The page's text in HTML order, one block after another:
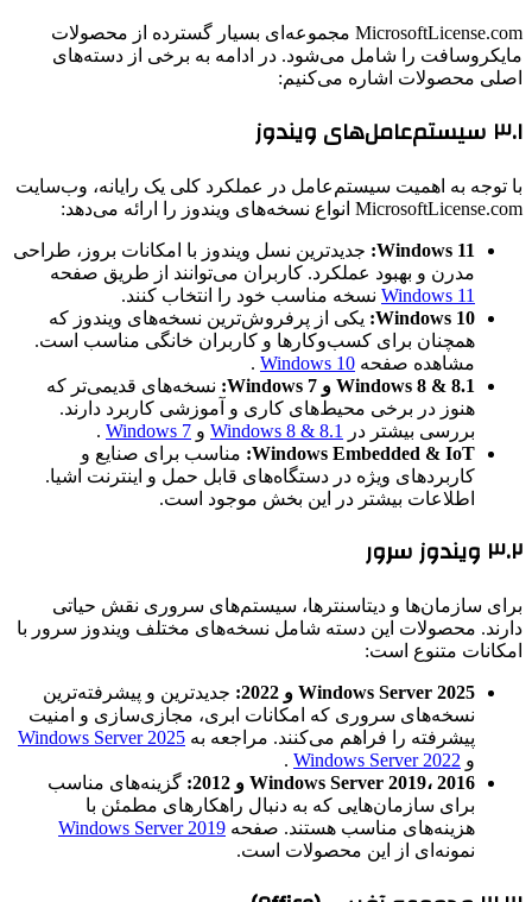
MicrosoftLicense.com مجموعه‌ای بسیار گسترده از محصولات
مایکروسافت را شامل می‌شود. در ادامه به برخی از دسته‌های
اصلی محصولات اشاره می‌کنیم:
۳.۱ سیستم‌عامل‌های ویندوز
با توجه به اهمیت سیستم‌عامل در عملکرد کلی یک رایانه، وب‌سایت
MicrosoftLicense.com انواع نسخه‌های ویندوز را ارائه می‌دهد:
Windows 11: جدیدترین نسل ویندوز با امکانات بروز، طراحی
مدرن و بهبود عملکرد. کاربران می‌توانند از طریق صفحه
Windows 11 نسخه مناسب خود را انتخاب کنند.
Windows 10: یکی از پرفروش‌ترین نسخه‌های ویندوز که
همچنان برای کسب‌وکارها و کاربران خانگی مناسب است.
مشاهده صفحه Windows 10
.
Windows 8 & 8.1 و Windows 7:
نسخه‌های قدیمی‌تر که
هنوز در برخی محیط‌های کاری و آموزشی کاربرد دارند.
بررسی بیشتر در
Windows 8 & 8.1 و Windows 7
.
Windows Embedded & IoT: مناسب برای صنایع و
کاربردهای ویژه در دستگاه‌های قابل حمل و اینترنت اشیا.
اطلاعات بیشتر در این بخش موجود است.
۳.۲ ویندوز سرور
برای سازمان‌ها و دیتاسنترها، سیستم‌های سروری نقش حیاتی
دارند. محصولات این دسته شامل نسخه‌های مختلف ویندوز سرور با
امکانات متنوع است:
Windows Server 2025 و 2022:
جدیدترین و پیشرفته‌ترین
نسخه‌های سروری که امکانات ابری، مجازی‌سازی و امنیت
پیشرفته را فراهم می‌کنند. مراجعه به Windows Server 2025
و Windows Server 2022
.
Windows Server 2019، 2016 و 2012:
گزینه‌های مناسب
برای سازمان‌هایی که به دنبال راهکارهای مطمئن با
هزینه‌های مناسب هستند. صفحه Windows Server 2019
نمونه‌ای از این محصولات است.